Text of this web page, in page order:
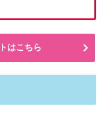
はこちら